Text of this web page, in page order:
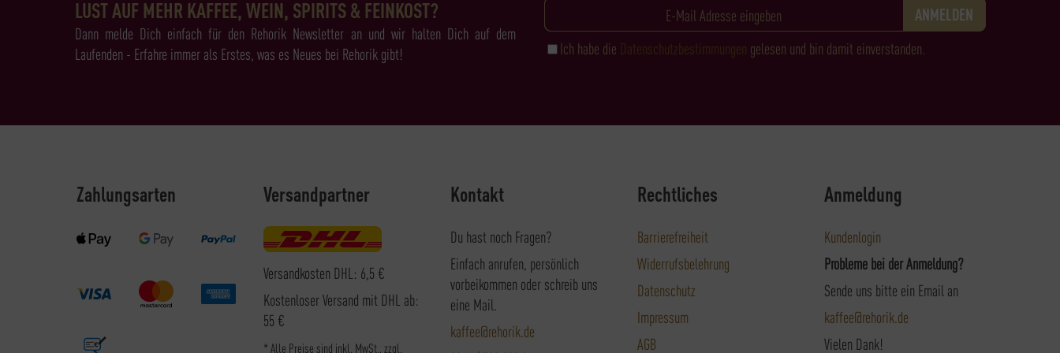
LUST AUF MEHR KAFFEE, WEIN, SPIRITS & FEINKOST?
Dann melde Dich einfach für den Rehorik Newsletter an und wir halten Dich auf dem
Laufenden - Erfahre immer als Erstes, was es Neues bei Rehorik gibt!
Ich habe die Datenschutzbestimmungen gelesen und bin damit einverstanden.
Zahlungsarten Versandpartner
Versandkosten DHL: 6,5 €
Kostenloser Versand mit DHL ab:
55 €
* Alle Preise sind inkl. MwSt., zzgl.
Kontakt
Du hast noch Fragen?
Einfach anrufen, persönlich
vorbeikommen oder schreib uns
eine Mail.
kaffee@rehorik.de
Rechtliches
Barrierefreiheit
Widerrufsbelehrung
Datenschutz
Impressum
AGB
Anmeldung
Kundenlogin
Probleme bei der Anmeldung?
Sende uns bitte ein Email an
kaffee@rehorik.de
Vielen Dank!